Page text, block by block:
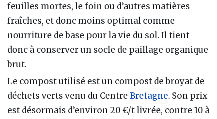
feuilles mortes, le foin ou d’autres matières
fraîches, et donc moins optimal comme
nourriture de base pour la vie du sol. Il tient
donc à conserver un socle de paillage organique
brut.
Le compost utilisé est un compost de broyat de
déchets verts venu du Centre Bretagne. Son prix
est désormais d’environ 20 €/t livrée, contre 10 à